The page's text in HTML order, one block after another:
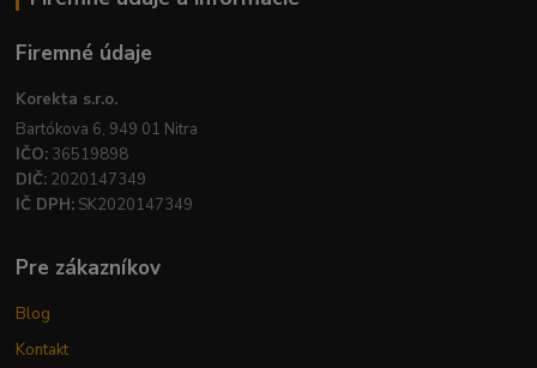
Firemné údaje
Korekta s.r.o.
Bartókova 6, 949 01 Nitra
IČO: 36519898
DIČ: 2020147349
IČ DPH: SK2020147349
Pre zákazníkov
Blog
Kontakt